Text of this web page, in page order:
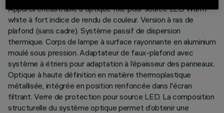
Appareil encastrable à optique fixe pour source LED Warm
white à fort indice de rendu de couleur. Version à ras de
plafond (sans cadre). Système passif de dispersion
thermique. Corps de lampe à surface rayonnante en aluminium
moulé sous pression. Adaptateur de faux-plafond avec
système à étriers pour adaptation à l’épaisseur des panneaux.
Optique à haute définition en matière thermoplastique
métallisée, intégrée en position renfoncée dans l'écran
filtrant. Verre de protection pour source LED. La composition
structurelle du système optique permet d’obtenir une